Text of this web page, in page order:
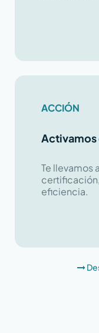
ACCIÓN
Activamos
Te llevamos
eficiencia.